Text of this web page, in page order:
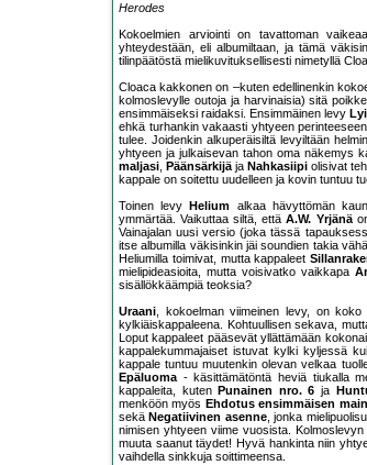
Herodes
Kokoelmien arviointi on tavattoman
yhteydestään, eli albumiltaan, ja tämä
tilinpäätöstä mielikuvituksellisesti nimetyllä
Cloaca kakkonen on –kuten edellinenkin
kolmoslevylle outoja ja harvinaisia) sitä
ensimmäiseksi raidaksi. Ensimmäinen levy
ehkä turhankin vakaasti yhtyeen
tulee. Joidenkin alkuperäisiltä levyiltään
yhtyeen ja julkaisevan tahon oma näkemys
maljasi, Päänsärkijäja Nahkasiipi olisivat
kappale on soitettu uudelleen ja kovin tuntuu
Toinen levy
Helium alkaa hävyttömän
ymmärtää. Vaikuttaa siltä, ettäA.W. Yrjänä
Vainajalan uusi versio (joka tässä
itse albumilla väkisinkin jäi soundien takia
Heliumilla toimivat, mutta kappaleet
mielipideasioita, mutta voisivatko vaikkapa
sisällökkäämpiä teoksia?
Uraani, kokoelman viimeinen levy, on koko
kylkiäiskappaleena. Kohtuullisen sekava,
Loput kappaleet pääsevät yllättämään
kappalekummajaiset istuvat kylki kyljessä
kappale tuntuu muutenkin olevan velkaa
Epäluoma- käsittämätöntä heviä tiukalla
kappaleita, kuten Punainen nro. 6 ja
menköön myös Ehdotus ensimmäisen
sekä Negatiivinen asenne, jonka
nimisen yhtyeen viime vuosista.
muuta saanut täydet! Hyvä hankinta niin
vaihdella sinkkuja soittimeensa.